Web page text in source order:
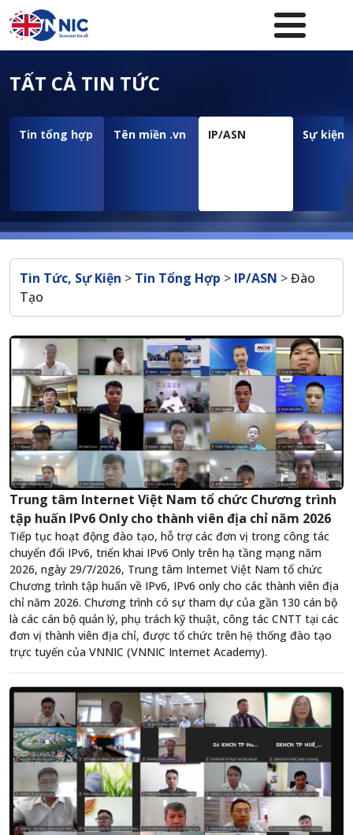
Nhảy đến nội dung
Menuheader của website
TẤT CẢ TIN TỨC
Tin tổng hợp Tên miền .vn IP/ASN Sự kiện
Breadcrumb
Tin Tức, Sự Kiện > Tin Tổng Hợp > IP/ASN >Đào
Tạo
Trung tâm Internet Việt Nam tổ chức Chương trình
tập huấn IPv6 Only cho thành viên địa chỉ năm 2026
Tiếp tục hoạt động đào tạo, hỗ trợ các đơn vị trong công tác
chuyển đổi IPv6, triển khai IPv6 Only trên hạ tầng mạng năm
2026, ngày 29/7/2026, Trung tâm Internet Việt Nam tổ chức
Chương trình tập huấn về IPv6, IPv6 only cho các thành viên địa
chỉ năm 2026. Chương trình có sự tham dự của gần 130 cán bộ
là các cán bộ quản lý, phụ trách kỹ thuật, công tác CNTT tại các
đơn vị thành viên địa chỉ, được tổ chức trên hệ thống đào tạo
trực tuyến của VNNIC (VNNIC Internet Academy).